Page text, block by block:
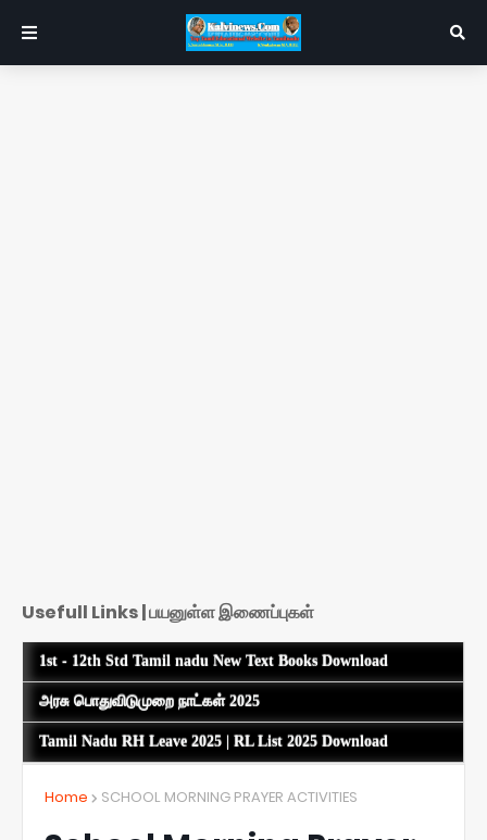
Usefull Links | பயனுள்ள இணைப்புகள்
1st - 12th Std Tamil nadu New Text Books Download
அரசு பொதுவிடுமுறை நாட்கள் 2025
Tamil Nadu RH Leave 2025 | RL List 2025 Download
Home SCHOOL MORNING PRAYER ACTIVITIES